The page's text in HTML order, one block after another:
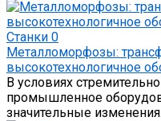
Станки 0
Металломорфозы:
высокотехнологичное
В условиях
промышленное
значительные